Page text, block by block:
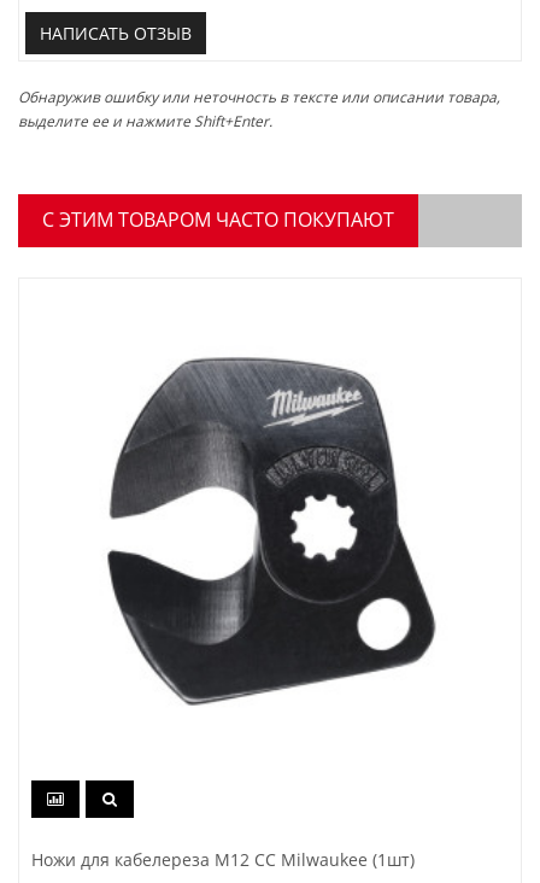
НАПИСАТЬ ОТЗЫВ
Обнаружив ошибку или неточность в тексте или описании товара,
выделите ее и нажмите Shift+Enter.
C ЭТИМ ТОВАРОМ ЧАСТО ПОКУПАЮТ
Ножи для кабелереза M12 CC Milwaukee (1шт)